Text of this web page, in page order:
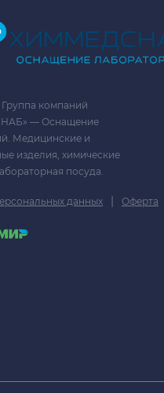
Группа компаний
— Оснащение
Медицинские и
изделия, химические
посуда.
данных | Оферта